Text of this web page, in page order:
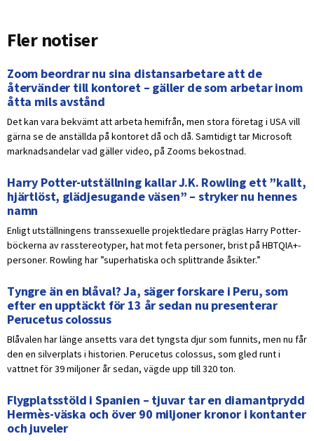
Fler notiser
Zoom beordrar nu sina distansarbetare att de
återvänder till kontoret – gäller de som arbetar inom
åtta mils avstånd
Det kan vara bekvämt att arbeta hemifrån, men stora företag i USA vill
gärna se de anställda på kontoret då och då. Samtidigt tar Microsoft
marknadsandelar vad gäller video, på Zooms bekostnad.
Harry Potter-utställning kallar J.K. Rowling ett ”kallt,
hjärtlöst, glädjesugande väsen” – stryker nu hennes
namn
Enligt utställningens transsexuelle projektledare präglas Harry Potter-
böckerna av rasstereotyper, hat mot feta personer, brist på HBTQIA+-
personer. Rowling har ”superhatiska och splittrande åsikter.”
Tyngre än en blåval? Ja, säger forskare i Peru, som
efter en upptäckt för 13 år sedan nu presenterar
Perucetus colossus
Blåvalen har länge ansetts vara det tyngsta djur som funnits, men nu får
den en silverplats i historien. Perucetus colossus, som gled runt i
vattnet för 39 miljoner år sedan, vägde upp till 320 ton.
Flygplatsstöld i Spanien – tjuvar tar en diamantprydd
Hermès-väska och över 90 miljoner kronor i kontanter
och juveler